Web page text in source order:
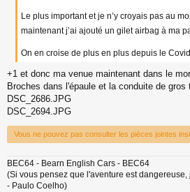
Le plus important et je n’y croyais pas au
maintenant j’ai ajouté un gilet airbag à ma
On en croise de plus en plus depuis le
+1 et donc ma venue maintenant dans le
Broches dans l'épaule et la conduite de
DSC_2686.JPG
DSC_2694.JPG
Vous ne pouvez pas consulter les pièces jointes
BEC64 - Bearn English Cars - BEC64
(Si vous pensez que l'aventure est
- Paulo Coelho)